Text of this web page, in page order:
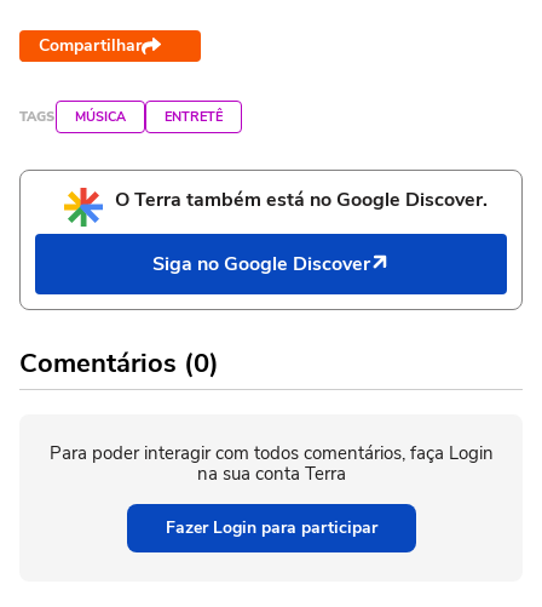
Compartilhar
TAGS MÚSICA ENTRETÊ
O Terra também está no Google Discover.
Siga no Google Discover
Comentários (0)
Para poder interagir com todos comentários, faça Login
na sua conta Terra
Fazer Login para participar